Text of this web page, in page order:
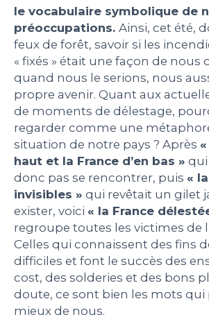
le vocabulaire symbolique de
préoccupations. Ainsi, cet été,
feux de forêt, savoir si les
« fixés » était une façon de nous
quand nous le serions, nous
propre avenir. Quant aux
de moments de délestage,
regarder comme une
situation de notre pays ? Après
haut et la France d’en bas » qui
donc pas se rencontrer, puis «
invisibles » qui revêtait un gilet
exister, voici « la France
regroupe toutes les victimes de
Celles qui connaissent des fins
difficiles et font le succès des
cost, des solderies et des bons
doute, ce sont bien les mots qui
mieux de nous.